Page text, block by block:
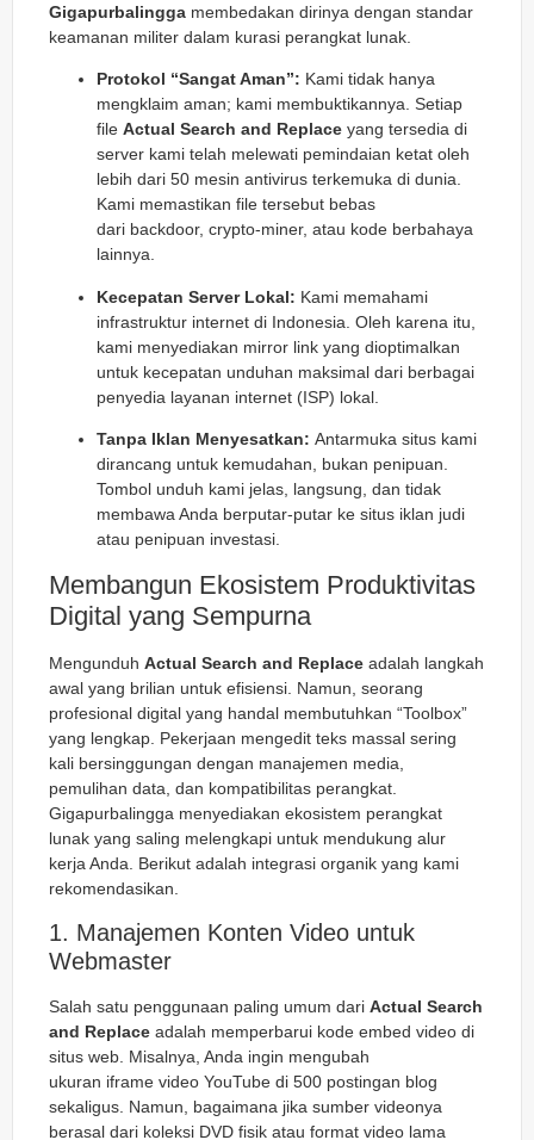
Gigapurbalingga membedakan dirinya dengan standar
keamanan militer dalam kurasi perangkat lunak.
Protokol “Sangat Aman”: Kami tidak hanya
mengklaim aman; kami membuktikannya. Setiap
file Actual Search and Replace yang tersedia di
server kami telah melewati pemindaian ketat oleh
lebih dari 50 mesin antivirus terkemuka di dunia.
Kami memastikan file tersebut bebas
dari backdoor, crypto-miner, atau kode berbahaya
lainnya.
Kecepatan Server Lokal: Kami memahami
infrastruktur internet di Indonesia. Oleh karena itu,
kami menyediakan mirror link yang dioptimalkan
untuk kecepatan unduhan maksimal dari berbagai
penyedia layanan internet (ISP) lokal.
Tanpa Iklan Menyesatkan: Antarmuka situs kami
dirancang untuk kemudahan, bukan penipuan.
Tombol unduh kami jelas, langsung, dan tidak
membawa Anda berputar-putar ke situs iklan judi
atau penipuan investasi.
Membangun Ekosistem Produktivitas
Digital yang Sempurna
Mengunduh Actual Search and Replace adalah langkah
awal yang brilian untuk efisiensi. Namun, seorang
profesional digital yang handal membutuhkan “Toolbox”
yang lengkap. Pekerjaan mengedit teks massal sering
kali bersinggungan dengan manajemen media,
pemulihan data, dan kompatibilitas perangkat.
Gigapurbalingga menyediakan ekosistem perangkat
lunak yang saling melengkapi untuk mendukung alur
kerja Anda. Berikut adalah integrasi organik yang kami
rekomendasikan.
1. Manajemen Konten Video untuk
Webmaster
Salah satu penggunaan paling umum dari Actual Search
and Replace adalah memperbarui kode embed video di
situs web. Misalnya, Anda ingin mengubah
ukuran iframe video YouTube di 500 postingan blog
sekaligus. Namun, bagaimana jika sumber videonya
berasal dari koleksi DVD fisik atau format video lama